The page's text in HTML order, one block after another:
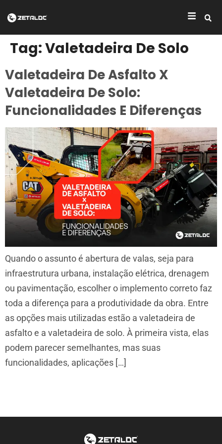
Tag:Valetadeira De Solo
Valetadeira De Asfalto X
Valetadeira De Solo:
Funcionalidades E Diferenças
Quando o assunto é abertura de valas, seja para
infraestrutura urbana, instalação elétrica, drenagem
ou pavimentação, escolher o implemento correto faz
toda a diferença para a produtividade da obra. Entre
as opções mais utilizadas estão a valetadeira de
asfalto e a valetadeira de solo. À primeira vista, elas
podem parecer semelhantes, mas suas
funcionalidades, aplicações […]